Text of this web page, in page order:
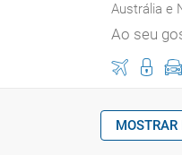
Austrália e
Ao seu